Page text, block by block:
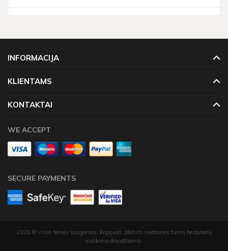
INFORMACIJA
KLIENTAMS
KONTAKTAI
WE ACCEPT
SECURE PAYMENTS
2026 © Visos teisės saugomos. Kopijuoti, platinti svetainės turinį be autorių
sutikimo draudžiama.